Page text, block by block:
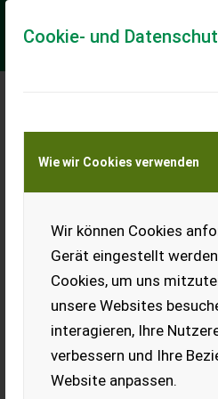
Cookie- und
Wie wir Cookies verwenden
Wir können Cookies
Gerät eingestellt
Cookies, um uns
unsere Websites
interagieren, Ihre
verbessern und Ihre
Website anpassen.
Meine
Transport von Land-
KEINE